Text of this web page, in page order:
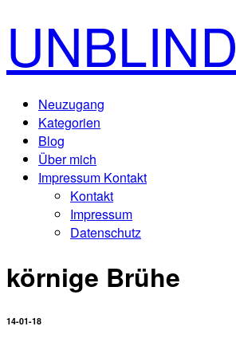
UNBLIND
Neuzugang
Kategorien
Blog
Über mich
Impressum Kontakt
Kontakt
Impressum
Datenschutz
körnige Brühe
14-01-18